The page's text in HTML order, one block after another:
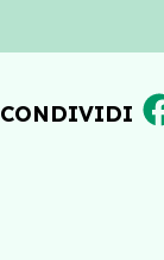
CONDIVIDI